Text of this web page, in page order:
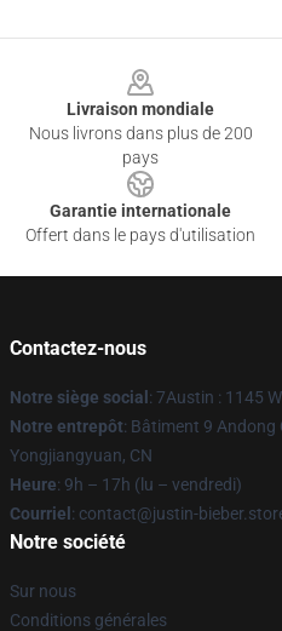
Livraison mondiale
Nous livrons dans plus de 200
pays
Garantie internationale
Offert dans le pays d'utilisation
Contactez-nous
Notre siège social : 7Austin : 1145
Notre entrepôt: Bâtiment 9
Yongjiangyuan, CN
Heure: 9h – 17h (lu – vendredi)
Courriel : contact@justin-
Notre société
Sur nous
Conditions générales